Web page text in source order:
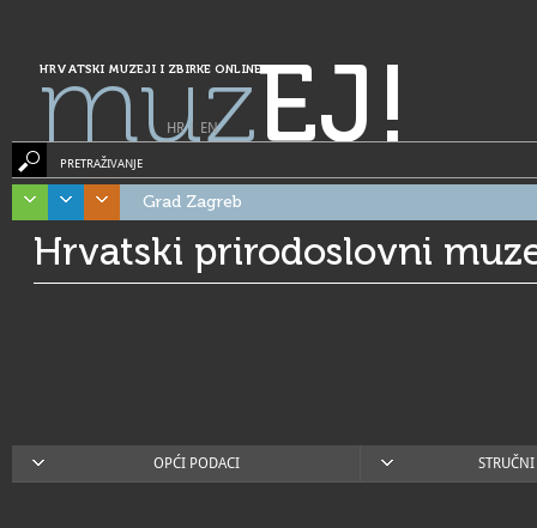
HRVATSKI MUZEJI I ZBIRKE ONLINE
muzEJ!
HR| EN
PRETRAŽIVANJE
Grad Zagreb
Hrvatski prirodoslovni
OPĆI PODACI